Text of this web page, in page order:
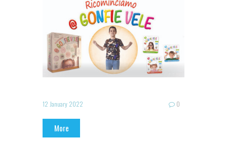
12 January 2022 0
More